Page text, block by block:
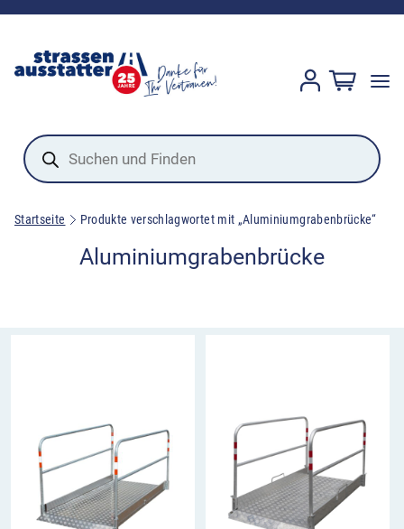
Products
search
Startseite Produkte verschlagwortet mit „Aluminiumgrabenbrücke“
Aluminiumgrabenbrücke